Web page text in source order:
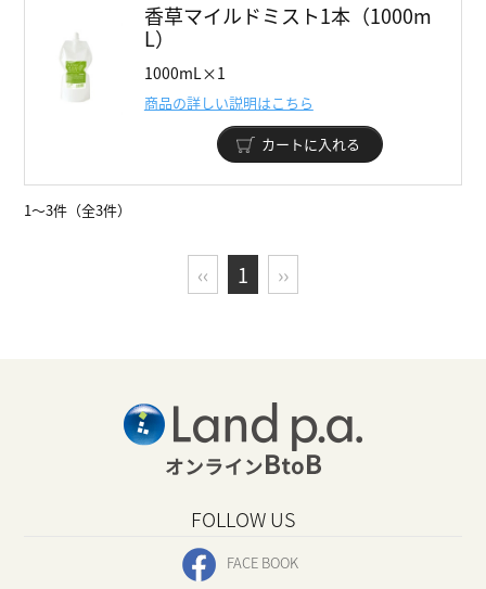
香草マイルドミスト1本（1000m
L）
1000mL×1
商品の詳しい説明はこちら
カートに入れる
1～3件（全3件）
‹‹ 1 ››
FOLLOW US
FACE BOOK